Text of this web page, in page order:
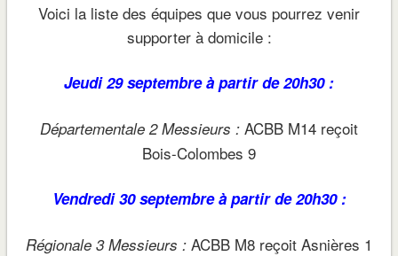
Voici la liste des équipes que vous pourrez venir
supporter à domicile :
Jeudi 29 septembre à partir de 20h30 :
Départementale 2 Messieurs : ACBB M14 reçoit
Bois-Colombes 9
Vendredi 30 septembre à partir de 20h30 :
Régionale 3 Messieurs : ACBB M8 reçoit Asnières 1